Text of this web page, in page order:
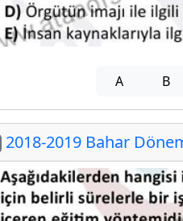
A B
2018-2019 Bahar